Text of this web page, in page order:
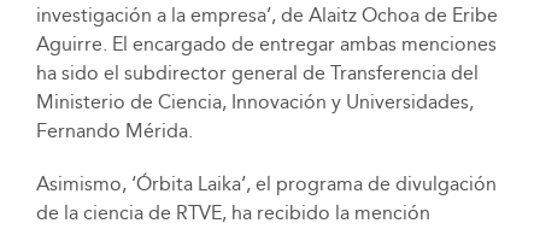
investigación a la empresa’, de Alaitz Ochoa de Eribe
Aguirre. El encargado de entregar ambas menciones
ha sido el subdirector general de Transferencia del
Ministerio de Ciencia, Innovación y Universidades,
Fernando Mérida.
Asimismo, ‘Órbita Laika’, el programa de divulgación
de la ciencia de RTVE, ha recibido la mención